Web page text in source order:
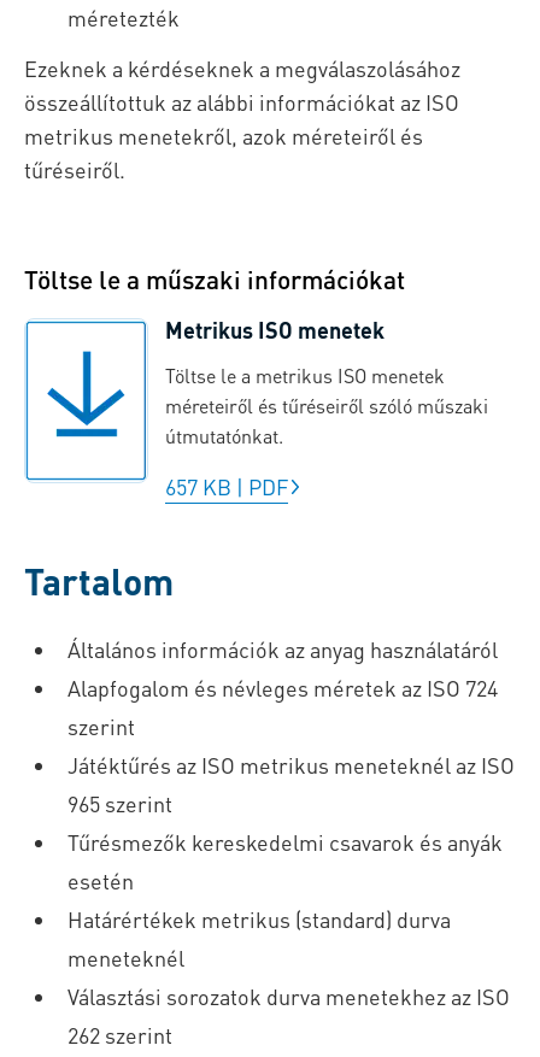
méretezték
Ezeknek a kérdéseknek a megválaszolásához
összeállítottuk az alábbi információkat az ISO
metrikus menetekről, azok méreteiről és
tűréseiről.
Töltse le a műszaki információkat
Metrikus ISO menetek
Töltse le a metrikus ISO menetek
méreteiről és tűréseiről szóló műszaki
útmutatónkat.
657 KB | PDF
Tartalom
Általános információk az anyag használatáról
Alapfogalom és névleges méretek az ISO 724
szerint
Játéktűrés az ISO metrikus meneteknél az ISO
965 szerint
Tűrésmezők kereskedelmi csavarok és anyák
esetén
Határértékek metrikus (standard) durva
meneteknél
Választási sorozatok durva menetekhez az ISO
262 szerint